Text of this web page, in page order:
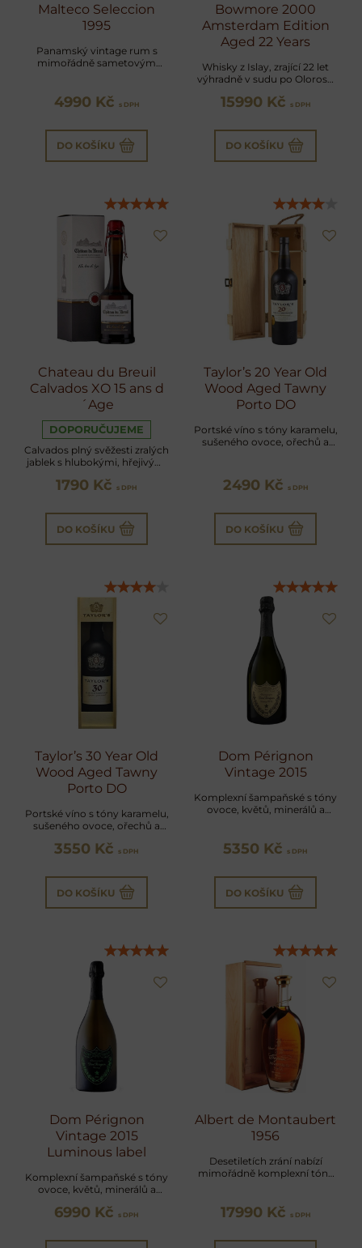
Malteco Seleccion
1995
Panamský vintage rum s
mimořádně sametovým
vanilky
4990 Kč s DPH
DO KOŠÍKU
Bowmore 2000
Amsterdam Edition
Aged 22 Years
Whisky z Islay, zrající 22 let
výhradně v sudu po Oloroso
sběratelský kus!
15990 Kč s DPH
DO KOŠÍKU
Chateau du Breuil
Calvados XO 15 ans d
´Age
DOPORUČUJEME
Calvados plný svěžesti zralých
jablek s hlubokými, hřejivými
sudů.
1790 Kč s DPH
DO KOŠÍKU
Taylor’s 20 Year Old
Wood Aged Tawny
Porto DO
Portské víno s tóny karamelu,
sušeného ovoce, ořechů a
2490 Kč s DPH
DO KOŠÍKU
Taylor’s 30 Year Old
Wood Aged Tawny
Porto DO
Portské víno s tóny karamelu,
sušeného ovoce, ořechů a
3550 Kč s DPH
DO KOŠÍKU
Dom Pérignon
Vintage 2015
Komplexní šampaňské s tóny
ovoce, květů, minerálů a
5350 Kč s DPH
DO KOŠÍKU
Dom Pérignon
Vintage 2015
Luminous label
Komplexní šampaňské s tóny
ovoce, květů, minerálů a
ve stylové lahvi
6990 Kč s DPH
Albert de Montaubert
1956
Desetiletích zrání nabízí
mimořádně komplexní tóny
17990 Kč s DPH